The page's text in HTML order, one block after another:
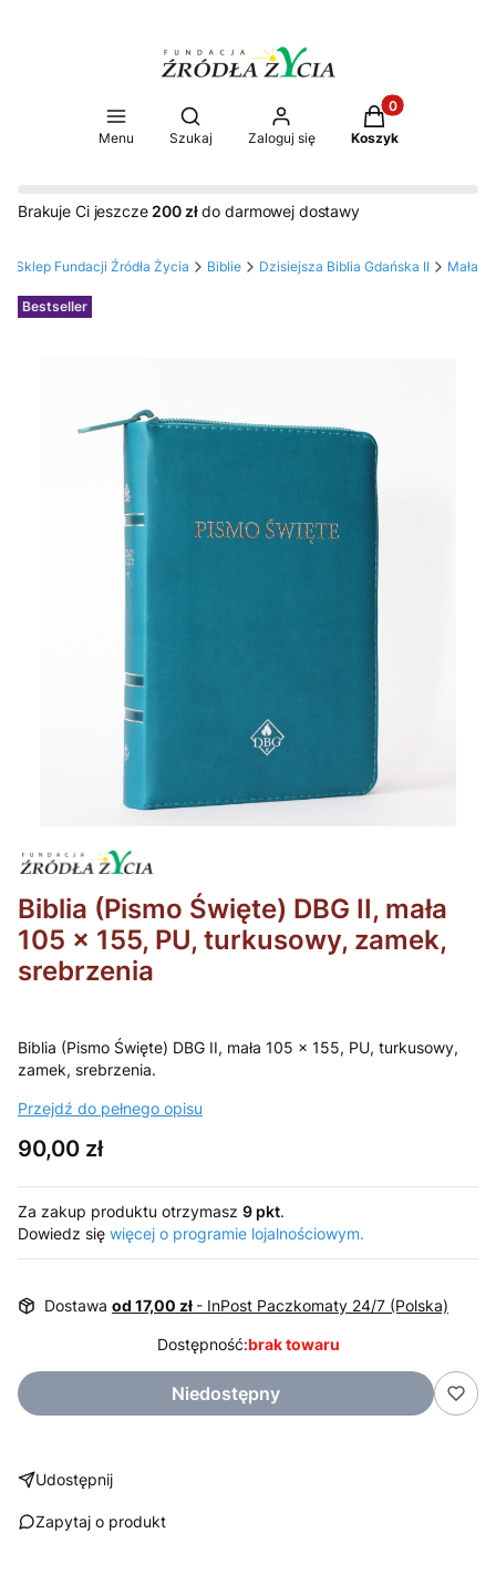
Menu
Otwórz wyszukiwarkę
Szukaj Zaloguj się
Produkty w
Koszyk
Brakuje Ci jeszcze 200 złdo darmowej dostawy
Sklep Fundacji Źródła Życia Biblie Dzisiejsza Biblia Gdańska II Mała
Etykiety
Bestseller
Biblia (Pismo Święte) DBG II, mała
105 x 155, PU, turkusowy, zamek,
srebrzenia
Biblia (Pismo Święte) DBG II, mała 105 x 155, PU, turkusowy,
zamek, srebrzenia.
Przejdź do pełnego opisu
Cena
90,00 zł
Za zakup produktu otrzymasz 9 pkt.
Dowiedz się więcej o programie lojalnościowym.
Dostawa od 17,00 zł - InPost Paczkomaty 24/7 (Polska)
Dostępność:brak towaru
Niedostępny
Udostępnij
Zapytaj o produkt